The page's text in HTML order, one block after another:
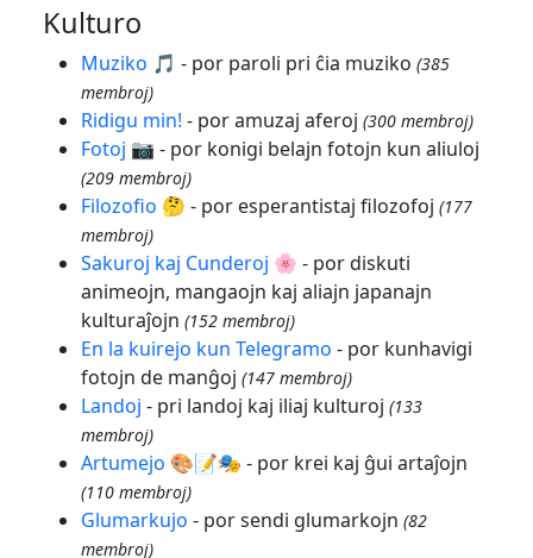
Kulturo
Muziko 🎵 - por paroli pri ĉia muziko (385
membroj)
Ridigu min! - por amuzaj aferoj (300 membroj)
Fotoj 📷 - por konigi belajn fotojn kun aliuloj
(209 membroj)
Filozofio 🤔 - por esperantistaj filozofoj (177
membroj)
Sakuroj kaj Cunderoj 🌸 - por diskuti
animeojn, mangaojn kaj aliajn japanajn
kulturaĵojn (152 membroj)
En la kuirejo kun Telegramo - por kunhavigi
fotojn de manĝoj (147 membroj)
Landoj - pri landoj kaj iliaj kulturoj (133
membroj)
Artumejo 🎨📝🎭 - por krei kaj ĝui artaĵojn
(110 membroj)
Glumarkujo - por sendi glumarkojn (82
membroj)